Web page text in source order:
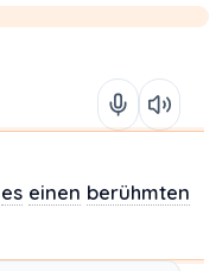
es einen berühmten